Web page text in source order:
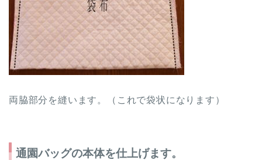
両脇部分を縫います。（これで袋状になります）
通園バッグの本体を仕上げます。